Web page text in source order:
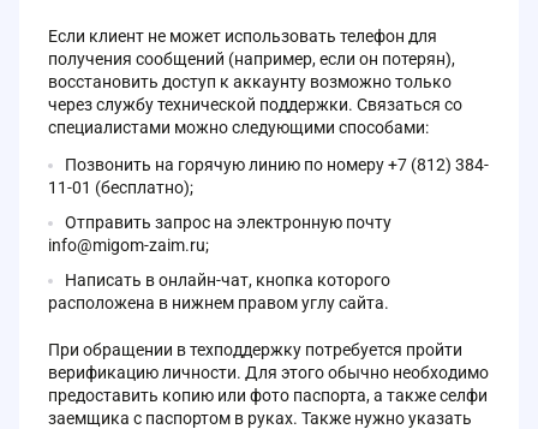
Если клиент не может использовать телефон для
получения сообщений (например, если он потерян),
восстановить доступ к аккаунту возможно только
через службу технической поддержки. Связаться со
специалистами можно следующими способами:
Позвонить на горячую линию по номеру +7 (812) 384-
11-01 (бесплатно);
Отправить запрос на электронную почту
info@migom-zaim.ru;
Написать в онлайн-чат, кнопка которого
расположена в нижнем правом углу сайта.
При обращении в техподдержку потребуется пройти
верификацию личности. Для этого обычно необходимо
предоставить копию или фото паспорта, а также селфи
заемщика с паспортом в руках. Также нужно указать